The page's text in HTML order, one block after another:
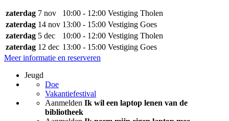
zaterdag 7 nov 10:00 - 12:00 Vestiging Tholen
zaterdag 14 nov 13:00 - 15:00 Vestiging Goes
zaterdag 5 dec 10:00 - 12:00 Vestiging Tholen
zaterdag 12 dec 13:00 - 15:00 Vestiging Goes
Meer informatie en reserveren
Jeugd
Doe
Vakantiefestival
Aanmelden Ik wil een laptop lenen van de
bibliotheek